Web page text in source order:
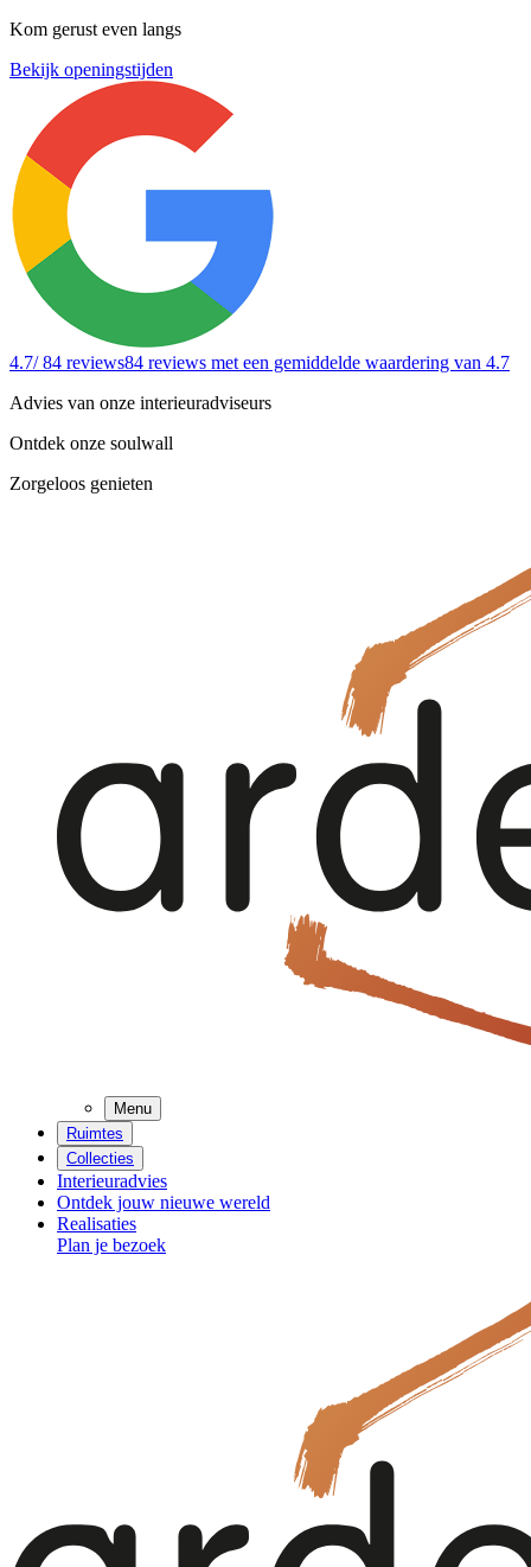
Kom gerust even langs
Bekijk openingstijden
4.7/ 84 reviews84 reviews met een gemiddelde waardering van 4.7
Advies van onze interieuradviseurs
Ontdek onze soulwall
Zorgeloos genieten
Menu
Ruimtes
Collecties
Interieuradvies
Ontdek jouw nieuwe wereld
Realisaties
Plan je bezoek